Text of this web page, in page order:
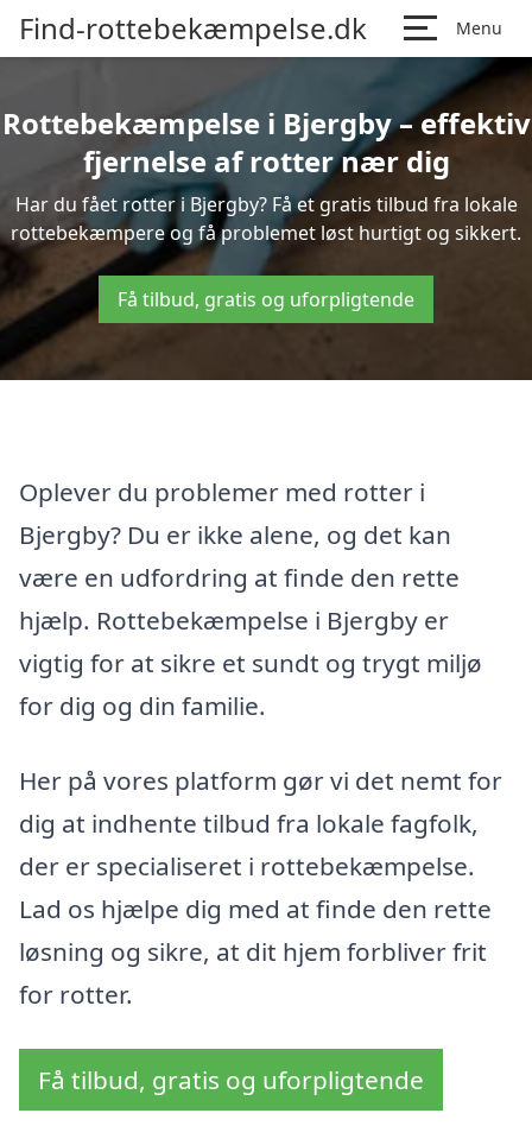
Find-rottebekæmpelse.dk Menu
Rottebekæmpelse i Bjergby – effektiv
fjernelse af rotter nær dig
Har du fået rotter i Bjergby? Få et gratis tilbud fra lokale
rottebekæmpere og få problemet løst hurtigt og sikkert.
Få tilbud, gratis og uforpligtende
Oplever du problemer med rotter i
Bjergby? Du er ikke alene, og det kan
være en udfordring at finde den rette
hjælp. Rottebekæmpelse i Bjergby er
vigtig for at sikre et sundt og trygt miljø
for dig og din familie.
Her på vores platform gør vi det nemt for
dig at indhente tilbud fra lokale fagfolk,
der er specialiseret i rottebekæmpelse.
Lad os hjælpe dig med at finde den rette
løsning og sikre, at dit hjem forbliver frit
for rotter.
Få tilbud, gratis og uforpligtende